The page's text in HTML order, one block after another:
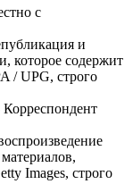
с
и
которое содержит
/ UPG, строго
Images, строго